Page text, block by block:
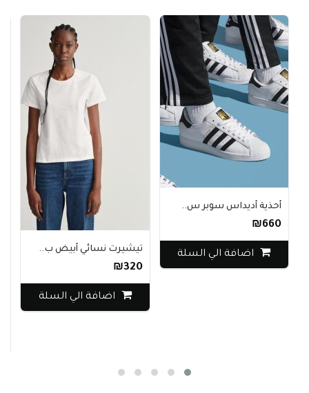
أحذية أديداس سوبر س..
₪660
اضافة الي السلة تيشيرت نسائي أبيض ب..
₪320
اضافة الي السلة